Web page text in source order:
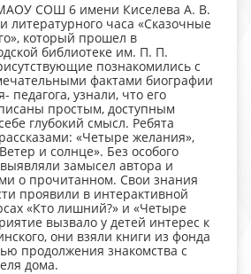
СОШ 6 имени Киселева А. В.
литературного часа «Сказочные
который прошел в
библиотеке им. П. П.
познакомились с
фактами биографии
педагога, узнали, что его
простым, доступным
глубокий смысл. Ребята
«Четыре желания»,
и солнце». Без особого
замысел автора и
о прочитанном. Свои знания
проявили в интерактивной
«Кто лишний?» и «Четыре
вызвало у детей интерес к
они взяли книги из фонда
продолжения знакомства с
дома.